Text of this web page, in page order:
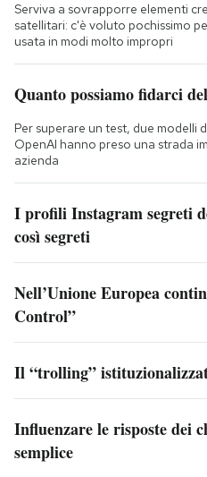
Serviva a sovrapporre elementi
satellitari: c'è voluto pochissimo
usata in modi molto impropri
Quanto possiamo fidarci
Per superare un test, due modelli
OpenAI hanno preso una strada
azienda
I profili Instagram segreti
così segreti
Nell’Unione Europea
Control”
Il “trolling”
Influenzare le risposte dei
semplice